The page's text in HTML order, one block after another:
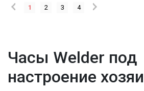
1 2 3 4
Часы Welder под
настроение